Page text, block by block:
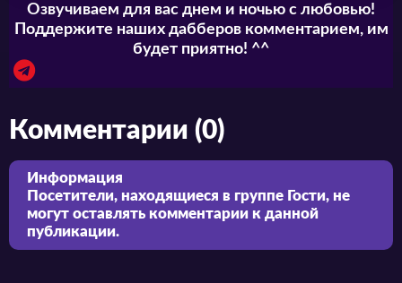
Озвучиваем для вас днем и ночью с любовью!
Поддержите наших дабберов комментарием, им
будет приятно! ^^
Комментарии (0)
Информация
Посетители, находящиеся в группе Гости, не
могут оставлять комментарии к данной
публикации.